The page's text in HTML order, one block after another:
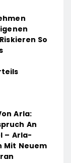
So
Arla:
An
– Arla-
Mit Neuem